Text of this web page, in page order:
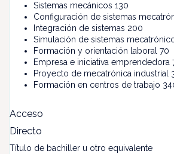
Sistemas mecánicos 130
Configuración de sistemas
Integración de sistemas 200
Simulación de sistemas
Formación y orientación laboral 70
Empresa e iniciativa emprendedora
Proyecto de mecatrónica industrial
Formación en centros de trabajo
Acceso
Directo
Título de bachiller u otro equivalente